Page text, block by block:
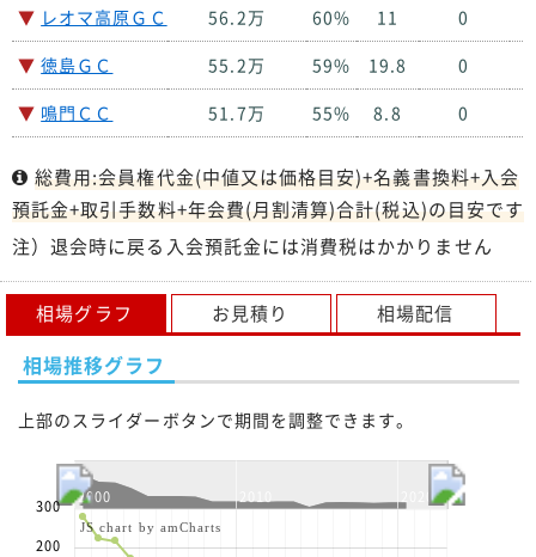
▼ レオマ高原ＧＣ 56.2万 60% 11 0
▼ 徳島ＧＣ 55.2万 59% 19.8 0
▼ 鳴門ＣＣ 51.7万 55% 8.8 0
総費用:会員権代金(中値又は価格目安)+名義書換料+入会
預託金+取引手数料+年会費(月割清算)合計(税込)の目安です
注）退会時に戻る入会預託金には消費税はかかりません
相場グラフ お見積り 相場配信
相場推移グラフ
上部のスライダーボタンで期間を調整できます。
2000 2020
200
300
JS chart by amCharts